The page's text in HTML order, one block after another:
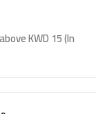
KWD 15 (In